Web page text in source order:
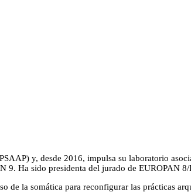
y, desde 2016, impulsa su laboratorio
9. Ha sido presidenta del jurado de EUROPAN 8/
la somática para reconfigurar las prácticas